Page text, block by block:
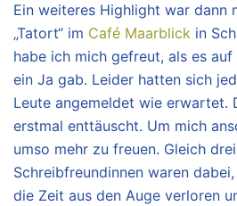
Ein weiteres Highlight war dann
„Tatort“ im Café Maarblick in
habe ich mich gefreut, als es
ein Ja gab. Leider hatten sich
Leute angemeldet wie erwartet.
erstmal enttäuscht. Um mich
umso mehr zu freuen. Gleich
Schreibfreundinnen waren
die Zeit aus den Auge verloren